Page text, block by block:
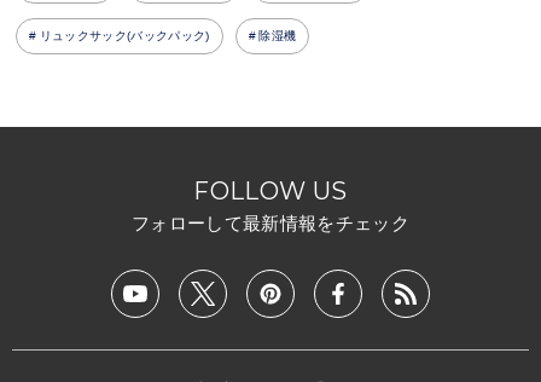
リュックサック(バックパック) 除湿機
FOLLOW US
フォローして最新情報をチェック